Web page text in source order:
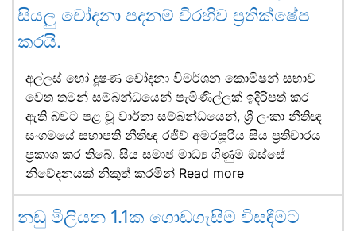
සියලු චෝදනා පදනම් විරහිව ප්‍රතික්ෂේප
කරයි.
අල්ලස් හෝ දූෂණ චෝදනා විමර්ශන කොමිෂන් සභාව
වෙත තමන් සම්බන්ධයෙන් පැමිණිල්ලක් ඉදිරිපත් කර
ඇති බවට පළ වූ වාර්තා සම්බන්ධයෙන්, ශ්‍රී ලංකා නීතිඥ
සංගමයේ සභාපති නීතිඥ රජීව් අමරසූරිය සිය ප්‍රතිචාරය
ප්‍රකාශ කර තිබේ. සිය සමාජ මාධ්‍ය ගිණුම ඔස්සේ
නිවේදනයක් නිකුත් කරමින් Read more
නඩු මිලියන 1.1ක ගොඩගැසීම විසඳීමට